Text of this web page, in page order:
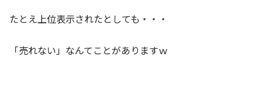
たとえ上位表示されたとしても・・・
「売れない」なんてことがありますｗ